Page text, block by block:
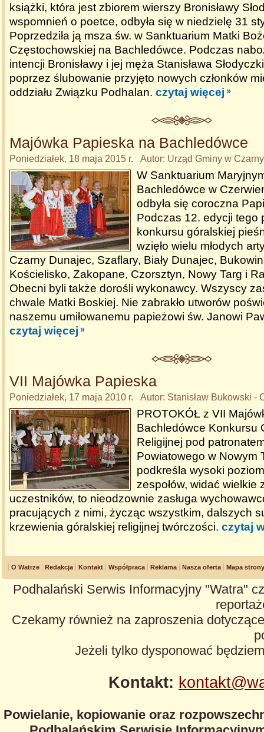
książki, która jest zbiorem wierszy Bronisławy
wspomnień o poetce, odbyła się w niedzielę 31
Poprzedziła ją msza św. w Sanktuarium Matki
Częstochowskiej na Bachledówce. Podczas
intencji Bronisławy i jej męża Stanisława
poprzez ślubowanie przyjęto nowych członków
oddziału Związku Podhalan. czytaj więcej
Majówka Papieska na Bachledówce
Poniedziałek, 18 maja 2015 r. Autor: Urząd Gminy w
W Sanktuarium
Bachledówce w
odbyła się coroczna
Podczas 12. edycji tego
konkursu góralskiej
wzięło wielu młodych
Czarny Dunajec, Szaflary, Biały Dunajec,
Kościelisko, Zakopane, Czorsztyn, Nowy Targ i
Obecni byli także dorośli wykonawcy. Wszyscy
chwale Matki Boskiej. Nie zabrakło utworów
naszemu umiłowanemu papieżowi św. Janowi
czytaj więcej
VII Majówka Papieska
Poniedziałek, 17 maja 2010 r. Autor: Stanisław Bukowski -
PROTOKÓŁ z VII
Bachledówce Konkursu
Religijnej pod
Powiatowego w Nowym
podkreśla wysoki
zespołów, widać wielkie
uczestników, to nieodzownie zasługa
pracujących z nimi, życząc wszystkim, dalszych
krzewienia góralskiej religijnej twórczości. czytaj
O Watrze Redakcja Kontakt Współpraca Reklama Nasza oferta Mapa strony
Podhalański Serwis Informacyjny "Watra"
Czekamy również na zaproszenia
Jeżeli tylko dysponować
Kontakt:
Powielanie, kopiowanie oraz